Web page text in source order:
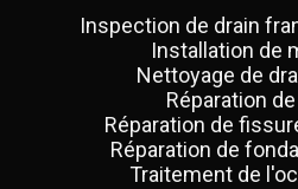
Inspection de drain
Installation de
Nettoyage de
Réparation
Réparation de
Réparation de
Traitement de